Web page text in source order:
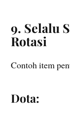
9. Selalu
Rotasi
Contoh item
Dota: